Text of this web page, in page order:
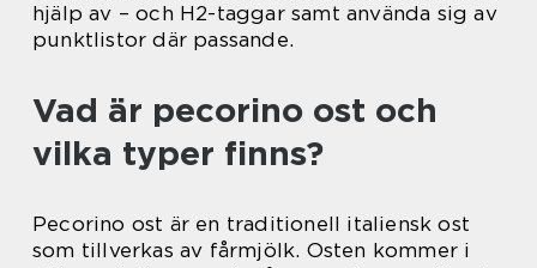
hjälp av – och H2-taggar samt använda sig av
punktlistor där passande.
Vad är pecorino ost och
vilka typer finns?
Pecorino ost är en traditionell italiensk ost
som tillverkas av fårmjölk. Osten kommer i